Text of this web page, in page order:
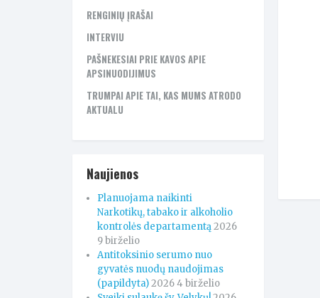
RENGINIŲ ĮRAŠAI
INTERVIU
PAŠNEKESIAI PRIE KAVOS APIE
APSINUODIJIMUS
TRUMPAI APIE TAI, KAS MUMS ATRODO
AKTUALU
Naujienos
Planuojama naikinti
Narkotikų, tabako ir alkoholio
kontrolės departamentą2026
9 birželio
Antitoksinio serumo nuo
gyvatės nuodų naudojimas
(papildyta)2026 4 birželio